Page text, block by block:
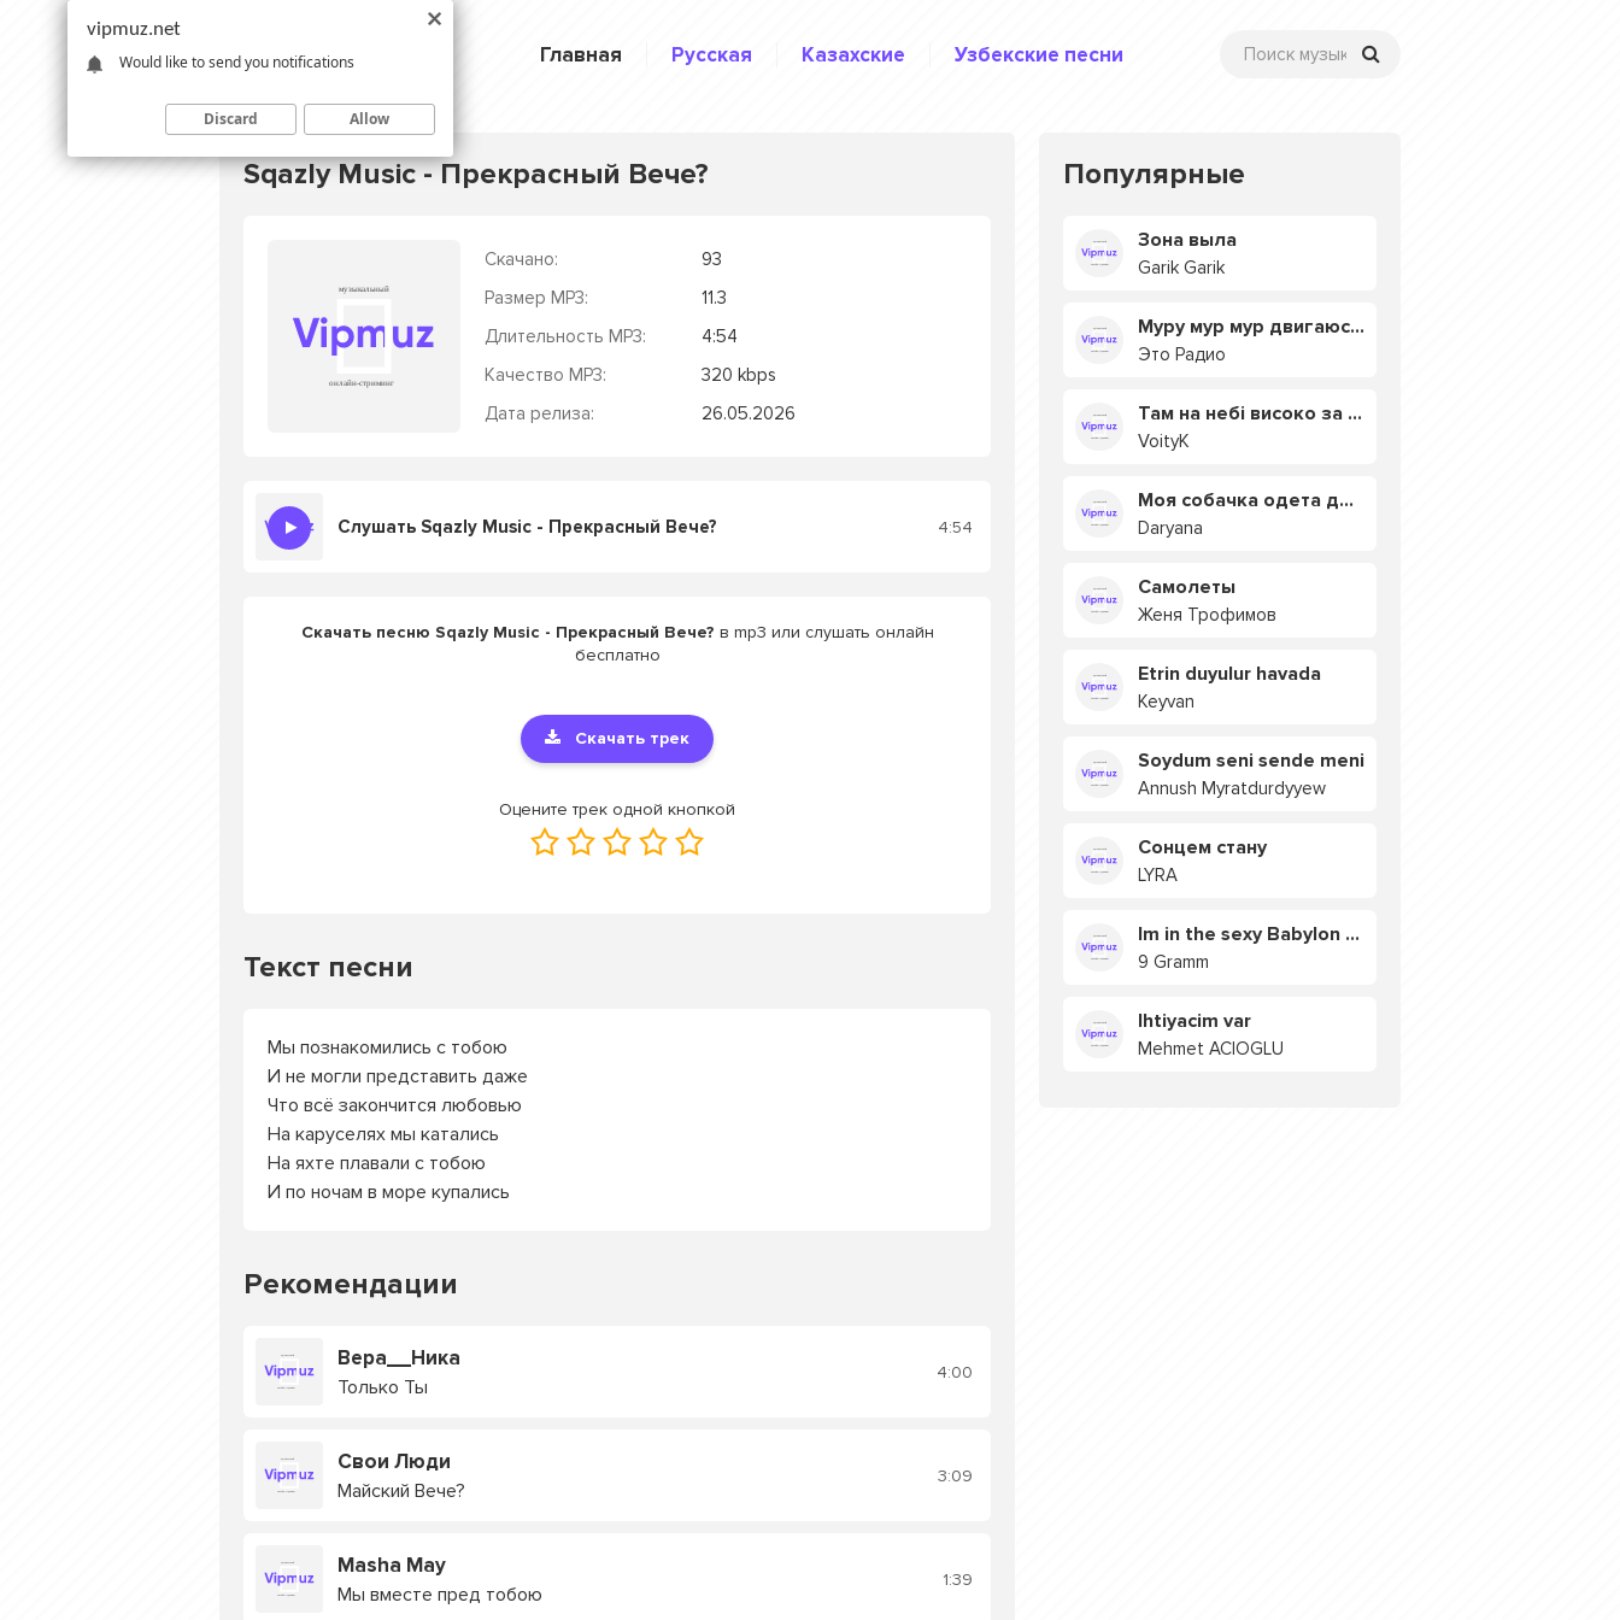
Главная Русская Казахские Узбекские песни
Sqazly Music - Прекрасный Вече?
Скачано:
93
Размер MP3:
11.3
Длительность MP3:
4:54
Качество MP3:
320 kbps
Дата релиза:
26.05.2026
Слушать Sqazly Music - Прекрасный Вече? 4:54
Скачать песню Sqazly Music - Прекрасный Вече? в mp3 или слушать онлайн
бесплатно
Скачать трек
Оцените трек одной кнопкой
Текст песни
Мы познакомились с тобою
И не могли представить даже
Что всё закончится любовью
На каруселях мы катались
На яхте плавали с тобою
И по ночам в море купались
Рекомендации
Вера__Ника
Только Ты
4:00
Свои Люди
Майский Вече?
3:09
Masha May
Мы вместе пред тобою
1:39
Популярные
Зона выла
Garik Garik
Муру мур мур двигаюсь на мурмулях
Это Радио
Там на небі високо за хмарами
VoityK
Моя собачка одета дороже тебя
Daryana
Самолеты
Женя Трофимов
Etrin duyulur havada
Keyvan
Soydum seni sende meni
Annush Myratdurdyyew
Сонцем стану
LYRA
Im in the sexy Babylon БУЯ
9 Gramm
Ihtiyacim var
Mehmet ACIOGLU
vipmuz.net
Would like to send you notifications
Discard Allow